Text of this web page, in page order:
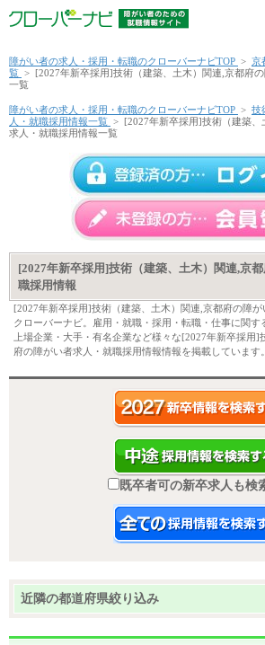
障がい者の求人・採用・転職のクローバーナビTOP > 京
覧 > [2027年新卒採用]技術（建築、土木）関連,京都府
一覧
障がい者の求人・採用・転職のクローバーナビTOP > 技
人・就職採用情報一覧 > [2027年新卒採用]技術（建築
求人・就職採用情報一覧
[2027年新卒採用]技術（建築、土木）関連,京
職採用情報
[2027年新卒採用]技術（建築、土木）関連,京都府の障
クローバーナビ。雇用・就職・採用・転職・仕事に関す
上場企業・大手・有名企業など様々な[2027年新卒採用
府の障がい者求人・就職採用情報情報を掲載しています。
既卒者可の新卒求人も検
近隣の都道府県絞り込み